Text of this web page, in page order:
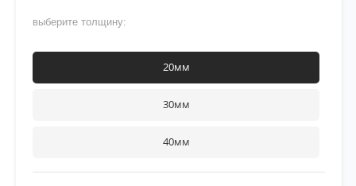
выберите толщину:
20мм
30мм
40мм